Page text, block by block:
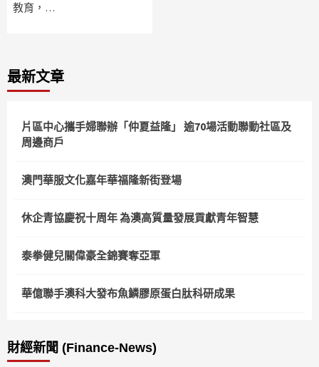
教育，…
最新文章
片區中心攜手婦聯辦「仲夏益隆」 逾70場活動聯動社區及
周邊商戶
澳門華服文化嘉年華福隆新街登場
休企青協慶祝十周年 為澳高質量發展貢獻青年智慧
泰拳健兒關偉豪全錦賽奪亞軍
華億聯手澳科大發布魚鱗膠原蛋白肽科研成果
財經新聞 (Finance-News)